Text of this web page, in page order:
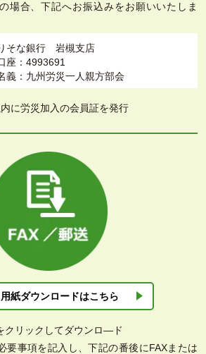
場合、下記へお振込みをお願いいたしま
そな銀行 岩槻支店
座：4993691
義：九州労災一人親方部会
に労災加入の会員証を発行
用紙ダウンロードはこちら
クリックしてダウンロ―ド
要事項を記入し、下記の番後にFAXまたは